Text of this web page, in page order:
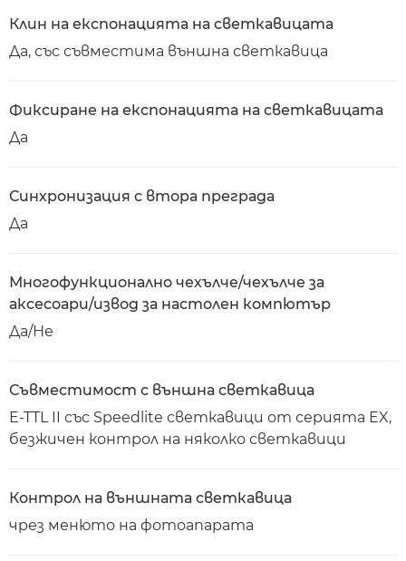
Клин на експонацията на светкавицата
Да, със съвместима външна светкавица
Фиксиране на експонацията на светкавицата
Да
Синхронизация с втора преграда
Да
Многофункционално чехълче/чехълче за
аксесоари/извод за настолен компютър
Да/Не
Съвместимост с външна светкавица
E-TTL II със Speedlite светкавици от серията EX,
безжичен контрол на няколко светкавици
Контрол на външната светкавица
чрез менюто на фотоапарата